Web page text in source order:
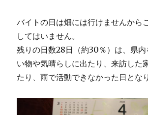
バイトの日は畑には行けませんから
してはいません。
残りの日数28日（約30％）は、県
い物や気晴らしに出たり、来訪した
たり、雨で活動できなかった日とな